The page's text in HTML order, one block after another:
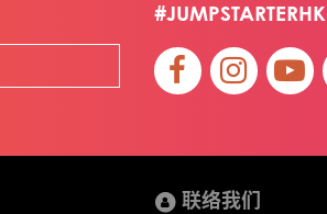
#JUMPSTARTERHK
联络我们